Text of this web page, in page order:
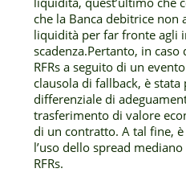
che la Banca debitrice
liquidità per far fronte agli
scadenza.Pertanto, in caso
RFRs a seguito di un
clausola di fallback, è stata
differenziale di
trasferimento di valore
di un contratto. A tal fine,
l’uso dello spread
RFRs.